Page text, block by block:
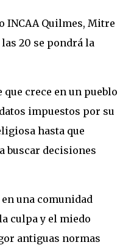
INCAA Quilmes, Mitre
las 20 se pondrá la
que crece en un pueblo
impuestos por su
hasta que
buscar decisiones
una comunidad
culpa y el miedo
antiguas normas